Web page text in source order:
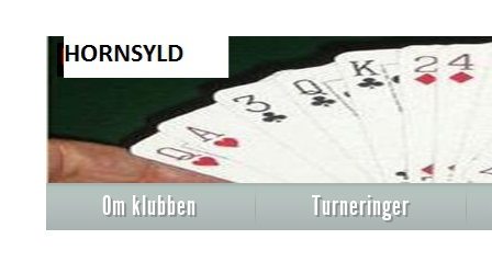
Om klubben Turneringer